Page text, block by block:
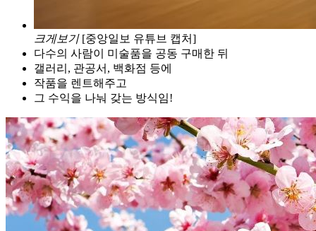
크게보기 [중앙일보 유튜브 캡처]
다수의 사람이 미술품을 공동 구매한 뒤
갤러리, 관공서, 백화점 등에
작품을 렌트해주고
그 수익을 나눠 갖는 방식임!